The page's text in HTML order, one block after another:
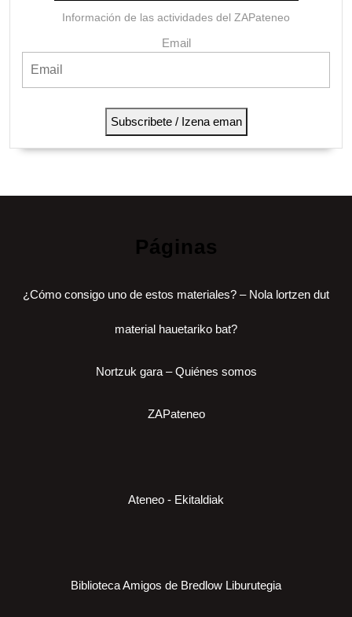
Información de las actividades del ZAPateneo
Email
Subscribete / Izena eman
Páginas
¿Cómo consigo uno de estos materiales? – Nola lortzen dut
material hauetariko bat?
Nortzuk gara – Quiénes somos
ZAPateneo
Ateneo - Ekitaldiak
Biblioteca Amigos de Bredlow Liburutegia